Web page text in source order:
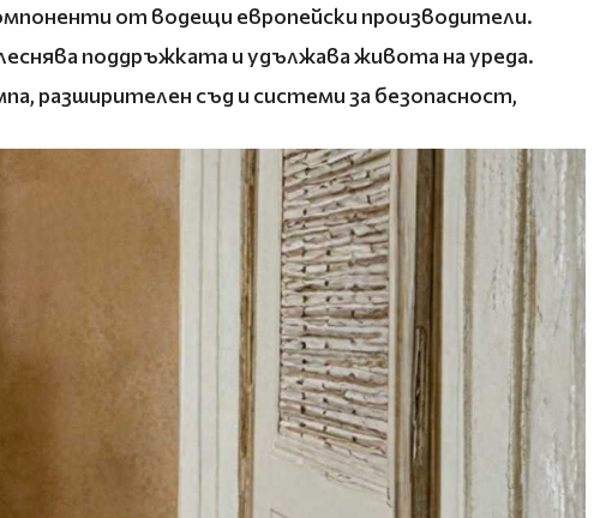
от водещи европейски производители.
поддръжката и удължава живота на уреда.
разширителен съд и системи за безопасност,